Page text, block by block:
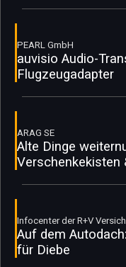
PEARL GmbH
auvisio Audio-
Flugzeugadapter
ARAG SE
Alte Dinge
Verschenkekisten
Infocenter der R+V
Auf dem
für Diebe